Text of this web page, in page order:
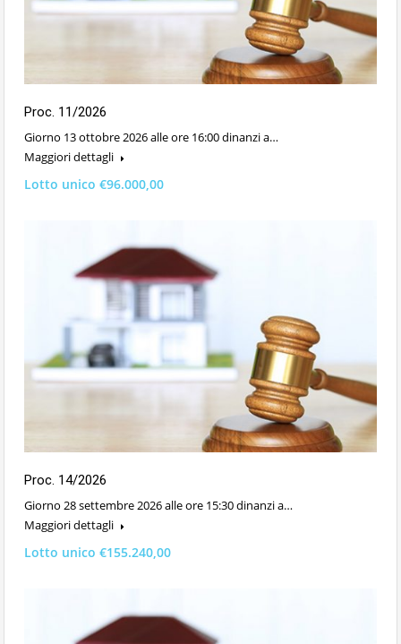
Proc. 11/2026
Giorno 13 ottobre 2026 alle ore 16:00 dinanzi a…
Maggiori dettagli
Lotto unico €96.000,00
Proc. 14/2026
Giorno 28 settembre 2026 alle ore 15:30 dinanzi a…
Maggiori dettagli
Lotto unico €155.240,00